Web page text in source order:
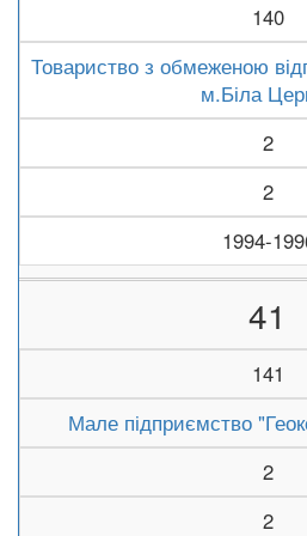
140
Товариство з обмеженою
м.Біла
2
2
1994-
41
141
Мале підприємство
2
2